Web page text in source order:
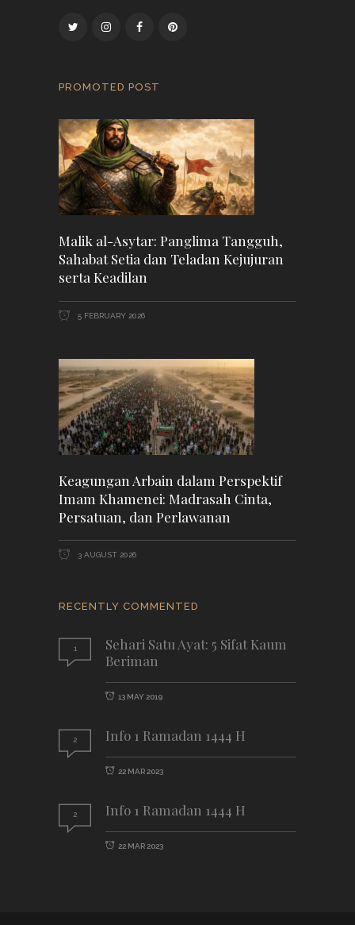
PROMOTED POST
Malik al-Asytar: Panglima Tangguh,
Sahabat Setia dan Teladan Kejujuran
serta Keadilan
5 FEBRUARY 2026
Keagungan Arbain dalam Perspektif
Imam Khamenei: Madrasah Cinta,
Persatuan, dan Perlawanan
3 AUGUST 2026
RECENTLY COMMENTED
1
Sehari Satu Ayat: 5 Sifat Kaum
Beriman
13 MAY 2019
2 Info 1 Ramadan 1444 H
22 MAR 2023
2 Info 1 Ramadan 1444 H
22 MAR 2023